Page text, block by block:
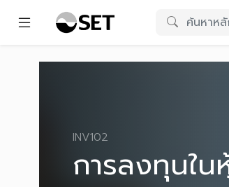
INV102
การลงทุนใน